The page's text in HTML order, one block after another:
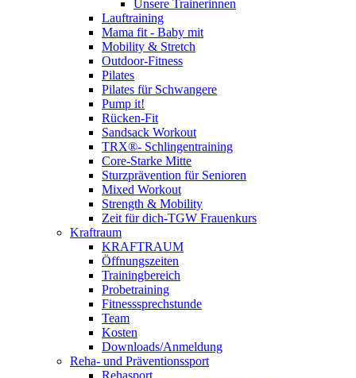
Unsere Trainerinnen
Lauftraining
Mama fit - Baby mit
Mobility & Stretch
Outdoor-Fitness
Pilates
Pilates für Schwangere
Pump it!
Rücken-Fit
Sandsack Workout
TRX®- Schlingentraining
Core-Starke Mitte
Sturzprävention für Senioren
Mixed Workout
Strength & Mobility
Zeit für dich-TGW Frauenkurs
Kraftraum
KRAFTRAUM
Öffnungszeiten
Trainingbereich
Probetraining
Fitnesssprechstunde
Team
Kosten
Downloads/Anmeldung
Reha- und Präventionssport
Rehasport